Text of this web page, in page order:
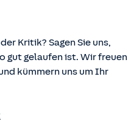
Versicherungsvertrag
(VAG)
und -
können über die vom
Kritik? Sagen Sie uns,
gut gelaufen ist. Wir freuen
kümmern uns um Ihr